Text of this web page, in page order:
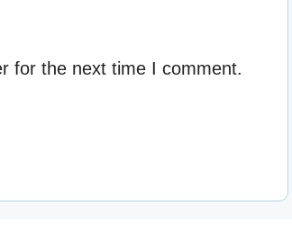
for the next time I comment.